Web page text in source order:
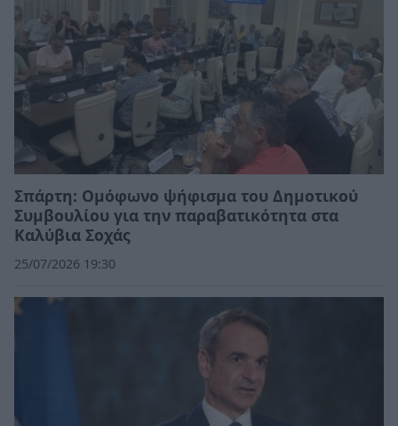
Σπάρτη: Ομόφωνο ψήφισμα του Δημοτικού
Συμβουλίου για την παραβατικότητα στα
Καλύβια Σοχάς
25/07/2026 19:30